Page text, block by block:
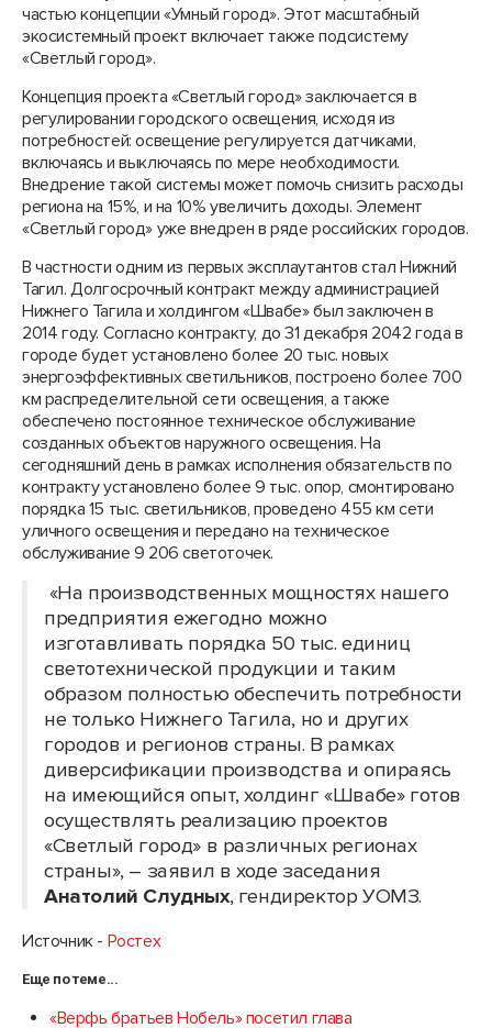
частью концепции «Умный город». Этот масштабный
экосистемный проект включает также подсистему
«Светлый город».
Концепция проекта «Светлый город» заключается в
регулировании городского освещения, исходя из
потребностей: освещение регулируется датчиками,
включаясь и выключаясь по мере необходимости.
Внедрение такой системы может помочь снизить расходы
региона на 15%, и на 10% увеличить доходы. Элемент
«Светлый город» уже внедрен в ряде российских городов.
В частности одним из первых эксплаутантов стал Нижний
Тагил. Долгосрочный контракт между администрацией
Нижнего Тагила и холдингом «Швабе» был заключен в
2014 году. Согласно контракту, до 31 декабря 2042 года в
городе будет установлено более 20 тыс. новых
энергоэффективных светильников, построено более 700
км распределительной сети освещения, а также
обеспечено постоянное техническое обслуживание
созданных объектов наружного освещения. На
сегодняшний день в рамках исполнения обязательств по
контракту установлено более 9 тыс. опор, смонтировано
порядка 15 тыс. светильников, проведено 455 км сети
уличного освещения и передано на техническое
обслуживание 9 206 светоточек.
«На производственных мощностях нашего
предприятия ежегодно можно
изготавливать порядка 50 тыс. единиц
светотехнической продукции и таким
образом полностью обеспечить потребности
не только Нижнего Тагила, но и других
городов и регионов страны. В рамках
диверсификации производства и опираясь
на имеющийся опыт, холдинг «Швабе» готов
осуществлять реализацию проектов
«Светлый город» в различных регионах
страны», – заявил в ходе заседания
Анатолий Слудных, гендиректор УОМЗ.
Источник - Ростех
Еще по теме...
«Верфь братьев Нобель» посетил глава